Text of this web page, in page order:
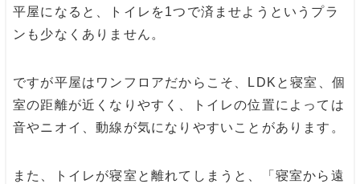
平屋になると、トイレを1つで済ませようというプラ
ンも少なくありません。
ですが平屋はワンフロアだからこそ、LDKと寝室、個
室の距離が近くなりやすく、トイレの位置によっては
音やニオイ、動線が気になりやすいことがあります。
また、トイレが寝室と離れてしまうと、「寝室から遠